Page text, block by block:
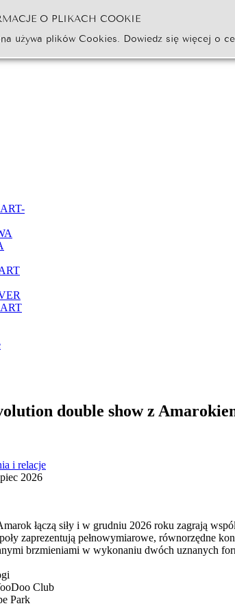
Go
double show z
i relacje
2026
łączą siły i w grudniu 2026 roku zagrają
zaprezentują pełnowymiarowe, równorzędne
brzmieniami w wykonaniu dwóch uznanych
Club
Park
O PLIKACH COOKIE
używa plików Cookies. Dowiedz się więcej o